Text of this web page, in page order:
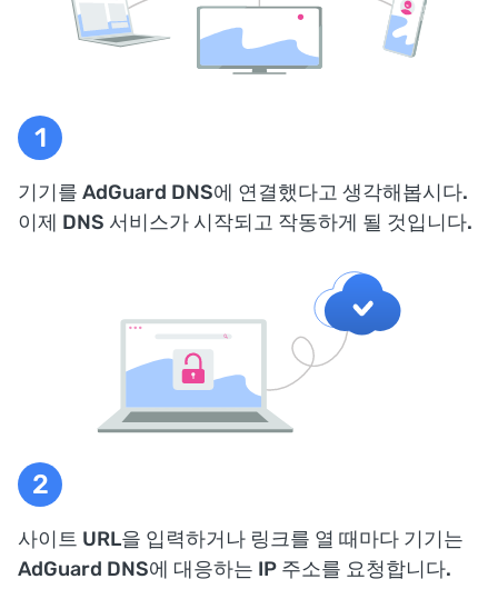
기기를 AdGuard DNS에 연결했다고 생각해봅시다.
이제 DNS 서비스가 시작되고 작동하게 될 것입니다.
사이트 URL을 입력하거나 링크를 열 때마다 기기는
AdGuard DNS에 대응하는 IP 주소를 요청합니다.